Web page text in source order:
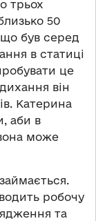
трьох
50
був серед
в статиці
це
він
Катерина
аби в
може
робочу
та